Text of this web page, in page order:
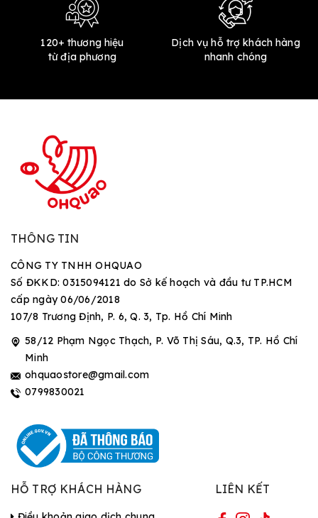
120+ thương hiệu
từ địa phương
Dịch vụ hỗ trợ khách hàng
nhanh chóng
THÔNG TIN
CÔNG TY TNHH OHQUAO
Số ĐKKD: 0315094121 do Sở kế hoạch và đầu tư TP.HCM
cấp ngày 06/06/2018
107/8 Trương Định, P. 6, Q. 3, Tp. Hồ Chí Minh
58/12 Phạm Ngọc Thạch, P. Võ Thị Sáu, Q.3, TP. Hồ Chí
Minh
ohquaostore@gmail.com
0799830021
HỖ TRỢ KHÁCH HÀNG LIÊN KẾT